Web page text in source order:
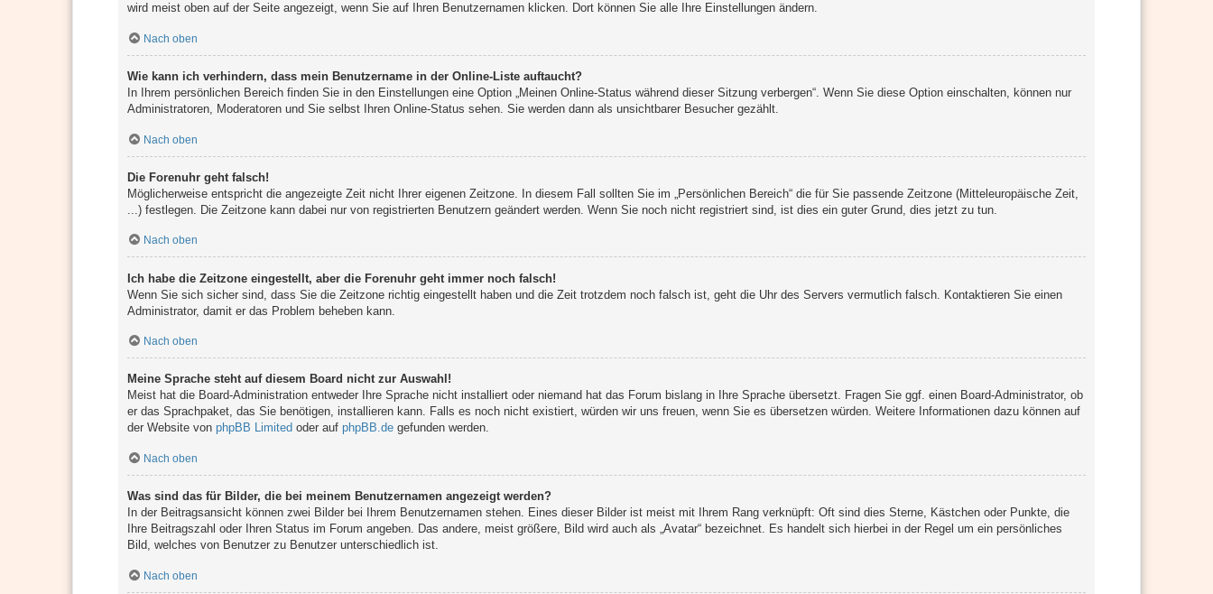
wird meist oben auf der Seite angezeigt, wenn Sie auf Ihren Benutzernamen klicken. Dort können Sie alle Ihre Einstellungen ändern.
Nach oben
Wie kann ich verhindern, dass mein Benutzername in der Online-Liste auftaucht?
In Ihrem persönlichen Bereich finden Sie in den Einstellungen eine Option „Meinen Online-Status während dieser Sitzung verbergen“. Wenn Sie diese Option einschalten, können nur
Administratoren, Moderatoren und Sie selbst Ihren Online-Status sehen. Sie werden dann als unsichtbarer Besucher gezählt.
Nach oben
Die Forenuhr geht falsch!
Möglicherweise entspricht die angezeigte Zeit nicht Ihrer eigenen Zeitzone. In diesem Fall sollten Sie im „Persönlichen Bereich“ die für Sie passende Zeitzone (Mitteleuropäische Zeit,
...) festlegen. Die Zeitzone kann dabei nur von registrierten Benutzern geändert werden. Wenn Sie noch nicht registriert sind, ist dies ein guter Grund, dies jetzt zu tun.
Nach oben
Ich habe die Zeitzone eingestellt, aber die Forenuhr geht immer noch falsch!
Wenn Sie sich sicher sind, dass Sie die Zeitzone richtig eingestellt haben und die Zeit trotzdem noch falsch ist, geht die Uhr des Servers vermutlich falsch. Kontaktieren Sie einen
Administrator, damit er das Problem beheben kann.
Nach oben
Meine Sprache steht auf diesem Board nicht zur Auswahl!
Meist hat die Board-Administration entweder Ihre Sprache nicht installiert oder niemand hat das Forum bislang in Ihre Sprache übersetzt. Fragen Sie ggf. einen Board-Administrator, ob
er das Sprachpaket, das Sie benötigen, installieren kann. Falls es noch nicht existiert, würden wir uns freuen, wenn Sie es übersetzen würden. Weitere Informationen dazu können auf
der Website von phpBB Limited oder auf phpBB.de gefunden werden.
Nach oben
Was sind das für Bilder, die bei meinem Benutzernamen angezeigt werden?
In der Beitragsansicht können zwei Bilder bei Ihrem Benutzernamen stehen. Eines dieser Bilder ist meist mit Ihrem Rang verknüpft: Oft sind dies Sterne, Kästchen oder Punkte, die
Ihre Beitragszahl oder Ihren Status im Forum angeben. Das andere, meist größere, Bild wird auch als „Avatar“ bezeichnet. Es handelt sich hierbei in der Regel um ein persönliches
Bild, welches von Benutzer zu Benutzer unterschiedlich ist.
Nach oben